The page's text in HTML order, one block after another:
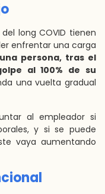
long COVID tienen
enfrentar una carga
persona, tras el
al 100% de su
una vuelta gradual
al empleador si
y si se puede
vaya aumentando